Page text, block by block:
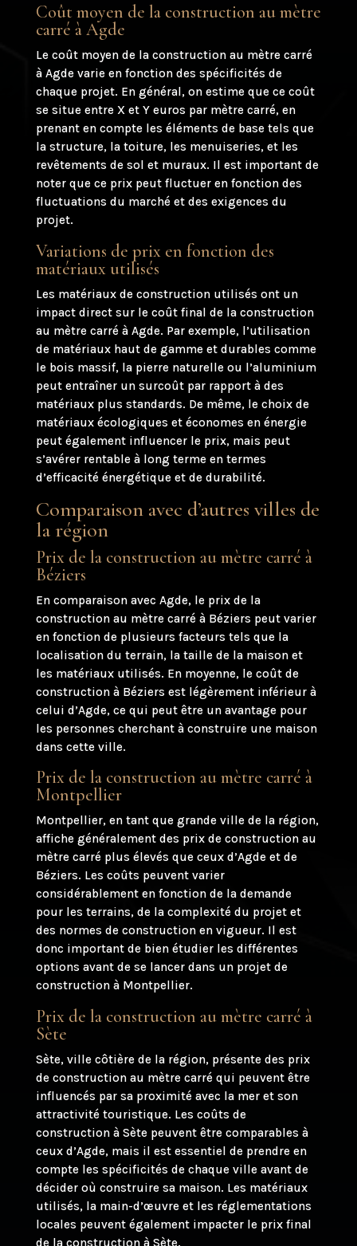
Coût moyen de la construction au mètre
carré à Agde
Le coût moyen de la construction au mètre carré
à Agde varie en fonction des spécificités de
chaque projet. En général, on estime que ce coût
se situe entre X et Y euros par mètre carré, en
prenant en compte les éléments de base tels que
la structure, la toiture, les menuiseries, et les
revêtements de sol et muraux. Il est important de
noter que ce prix peut fluctuer en fonction des
fluctuations du marché et des exigences du
projet.
Variations de prix en fonction des
matériaux utilisés
Les matériaux de construction utilisés ont un
impact direct sur le coût final de la construction
au mètre carré à Agde. Par exemple, l’utilisation
de matériaux haut de gamme et durables comme
le bois massif, la pierre naturelle ou l’aluminium
peut entraîner un surcoût par rapport à des
matériaux plus standards. De même, le choix de
matériaux écologiques et économes en énergie
peut également influencer le prix, mais peut
s’avérer rentable à long terme en termes
d’efficacité énergétique et de durabilité.
Comparaison avec d’autres villes de
la région
Prix de la construction au mètre carré à
Béziers
En comparaison avec Agde, le prix de la
construction au mètre carré à Béziers peut varier
en fonction de plusieurs facteurs tels que la
localisation du terrain, la taille de la maison et
les matériaux utilisés. En moyenne, le coût de
construction à Béziers est légèrement inférieur à
celui d’Agde, ce qui peut être un avantage pour
les personnes cherchant à construire une maison
dans cette ville.
Prix de la construction au mètre carré à
Montpellier
Montpellier, en tant que grande ville de la région,
affiche généralement des prix de construction au
mètre carré plus élevés que ceux d’Agde et de
Béziers. Les coûts peuvent varier
considérablement en fonction de la demande
pour les terrains, de la complexité du projet et
des normes de construction en vigueur. Il est
donc important de bien étudier les différentes
options avant de se lancer dans un projet de
construction à Montpellier.
Prix de la construction au mètre carré à
Sète
Sète, ville côtière de la région, présente des prix
de construction au mètre carré qui peuvent être
influencés par sa proximité avec la mer et son
attractivité touristique. Les coûts de
construction à Sète peuvent être comparables à
ceux d’Agde, mais il est essentiel de prendre en
compte les spécificités de chaque ville avant de
décider où construire sa maison. Les matériaux
utilisés, la main-d’œuvre et les réglementations
locales peuvent également impacter le prix final
de la construction à Sète.